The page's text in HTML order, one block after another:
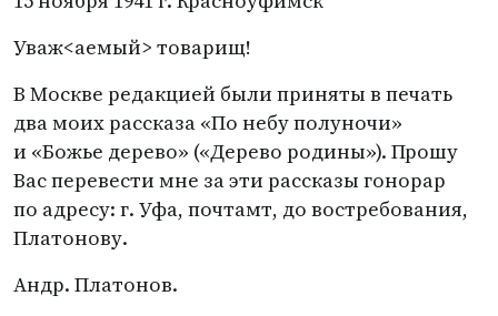
Уваж<аемый> товарищ!
В Москве редакцией были приняты в печать
два моих рассказа «По небу полуночи»
и «Божье дерево» («Дерево родины»). Прошу
Вас перевести мне за эти рассказы гонорар
по адресу: г. Уфа, почтамт, до востребования,
Платонову.
Андр. Платонов.